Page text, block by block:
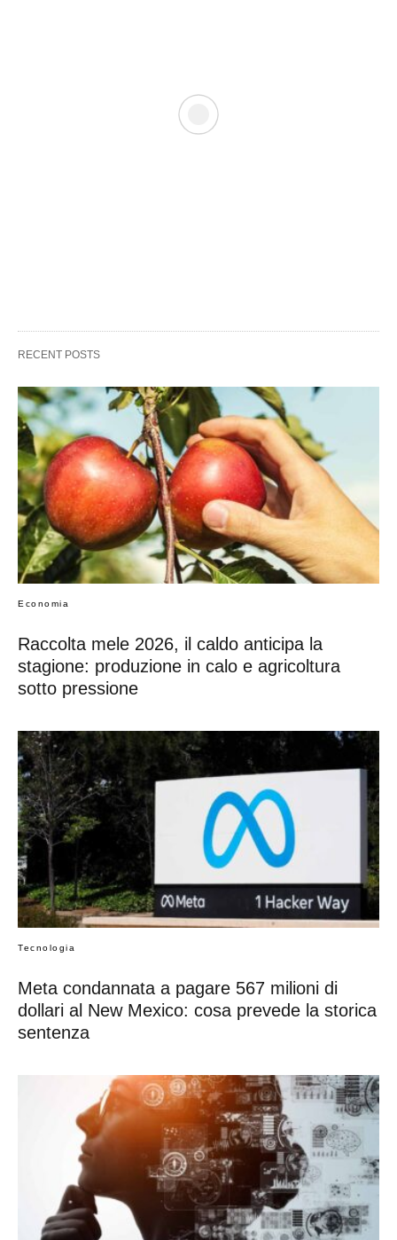
RECENT POSTS
Economia
Raccolta mele 2026, il caldo anticipa la
stagione: produzione in calo e agricoltura
sotto pressione
Tecnologia
Meta condannata a pagare 567 milioni di
dollari al New Mexico: cosa prevede la storica
sentenza